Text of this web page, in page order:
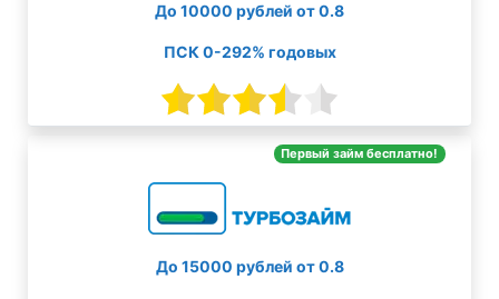
До 10000 рублей от 0.8
ПСК 0-292% годовых
Первый займ бесплатно!
До 15000 рублей от 0.8